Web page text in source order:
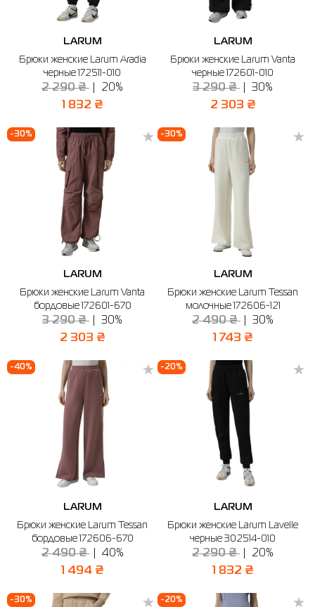
LARUM
Брюки женские Larum Aradia
черные 172511-010
2 290 ₴ 20%
1 832 ₴
LARUM
Брюки женские Larum Vanta
черные 172601-010
3 290 ₴ 30%
2 303 ₴
-30%
LARUM
Брюки женские Larum Vanta
бордовые 172601-670
3 290 ₴ 30%
2 303 ₴
-30%
LARUM
Брюки женские Larum Tessan
молочные 172606-121
2 490 ₴ 30%
1 743 ₴
-40%
LARUM
Брюки женские Larum Tessan
бордовые 172606-670
2 490 ₴ 40%
1 494 ₴
-20%
LARUM
Брюки женские Larum Lavelle
черные 302514-010
2 290 ₴ 20%
1 832 ₴
-30% -20%